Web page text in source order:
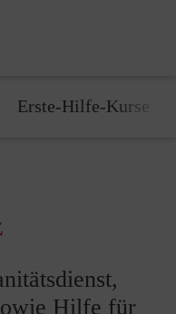
Erste-Hilfe-Kurse
Hilfe für